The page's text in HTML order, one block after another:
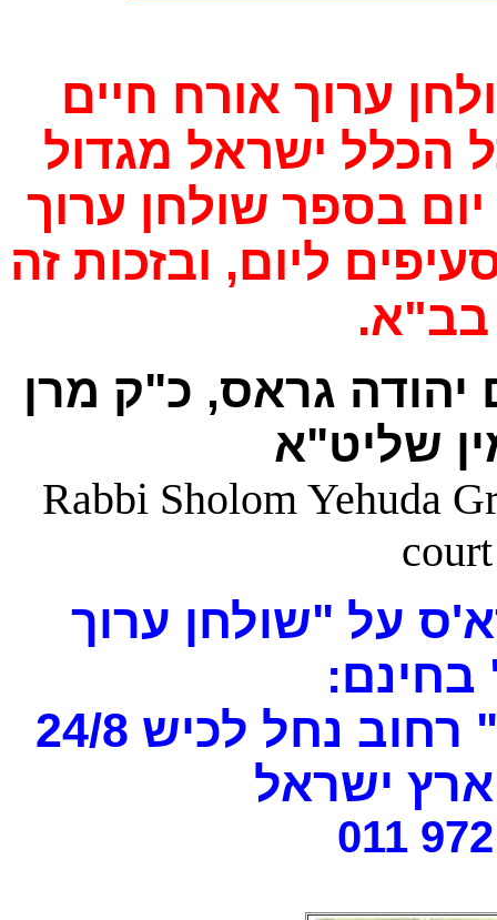
ערוך אורח חיים
הכלל ישראל מגדול
בספר שולחן ערוך
ליום, ובזכות זה
בב"א.
יהודה גראס, כ"ק מרן
שליט"א
Rabbi Sholom Yehuda
על "שולחן ערוך
בחינם:
נחל לכיש 24/8
ישראל
011